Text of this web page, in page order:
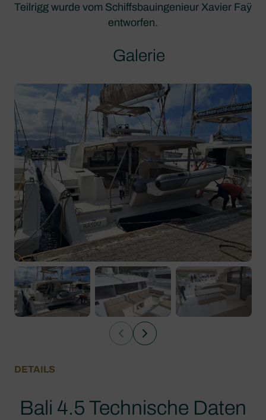
Teilrigg wurde vom Schiffsbauingenieur Xavier Faÿ
entworfen.
Galerie
DETAILS
Bali 4.5 Technische Daten